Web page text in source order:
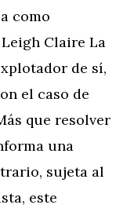
como
Leigh Claire La
de sí,
el caso de
que resolver
una
sujeta al
este